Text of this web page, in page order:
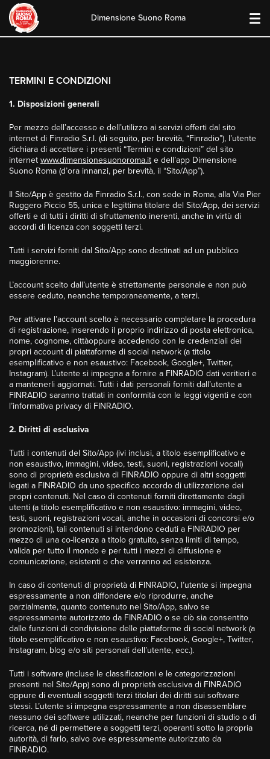
Dimensione Suono Roma
TERMINI E CONDIZIONI
1. Disposizioni generali
Per mezzo dell’accesso e dell’utilizzo ai servizi offerti dal sito
internet di Finradio S.r.l. (di seguito, per brevità, “Finradio”), l’utente
dichiara di accettare i presenti “Termini e condizioni” del sito
internet www.dimensionesuonoroma.it e dell’app Dimensione
Suono Roma (d’ora innanzi, per brevità, il “Sito/App”).
Il Sito/App è gestito da Finradio S.r.l., con sede in Roma, alla Via Pier
Ruggero Piccio 55, unica e legittima titolare del Sito/App, dei servizi
offerti e di tutti i diritti di sfruttamento inerenti, anche in virtù di
accordi di licenza con soggetti terzi.
Tutti i servizi forniti dal Sito/App sono destinati ad un pubblico
maggiorenne.
L’account scelto dall’utente è strettamente personale e non può
essere ceduto, neanche temporaneamente, a terzi.
Per attivare l’account scelto è necessario completare la procedura
di registrazione, inserendo il proprio indirizzo di posta elettronica,
nome, cognome, cittàoppure accedendo con le credenziali dei
propri account di piattaforme di social network (a titolo
esemplificativo e non esaustivo: Facebook, Google+, Twitter,
Instagram). L’utente si impegna a fornire a FINRADIO dati veritieri e
a mantenerli aggiornati. Tutti i dati personali forniti dall’utente a
FINRADIO saranno trattati in conformità con le leggi vigenti e con
l’informativa privacy di FINRADIO.
2. Diritti di esclusiva
Tutti i contenuti del Sito/App (ivi inclusi, a titolo esemplificativo e
non esaustivo, immagini, video, testi, suoni, registrazioni vocali)
sono di proprietà esclusiva di FINRADIO oppure di altri soggetti
legati a FINRADIO da uno specifico accordo di utilizzazione dei
propri contenuti. Nel caso di contenuti forniti direttamente dagli
utenti (a titolo esemplificativo e non esaustivo: immagini, video,
testi, suoni, registrazioni vocali, anche in occasioni di concorsi e/o
promozioni), tali contenuti si intendono ceduti a FINRADIO per
mezzo di una co-licenza a titolo gratuito, senza limiti di tempo,
valida per tutto il mondo e per tutti i mezzi di diffusione e
comunicazione, esistenti o che verranno ad esistenza.
In caso di contenuti di proprietà di FINRADIO, l’utente si impegna
espressamente a non diffondere e/o riprodurre, anche
parzialmente, quanto contenuto nel Sito/App, salvo se
espressamente autorizzato da FINRADIO o se ciò sia consentito
dalle funzioni di condivisione delle piattaforme di social network (a
titolo esemplificativo e non esaustivo: Facebook, Google+, Twitter,
Instagram, blog e/o siti personali dell’utente, ecc.).
Tutti i software (incluse le classificazioni e le categorizzazioni
presenti nel Sito/App) sono di proprietà esclusiva di FINRADIO
oppure di eventuali soggetti terzi titolari dei diritti sui software
stessi. L’utente si impegna espressamente a non disassemblare
nessuno dei software utilizzati, neanche per funzioni di studio o di
ricerca, né di permettere a soggetti terzi, operanti sotto la propria
autorità, di farlo, salvo ove espressamente autorizzato da
FINRADIO.